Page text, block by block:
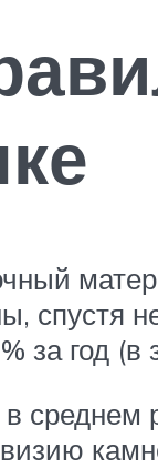
спустя
за год (в
среднем